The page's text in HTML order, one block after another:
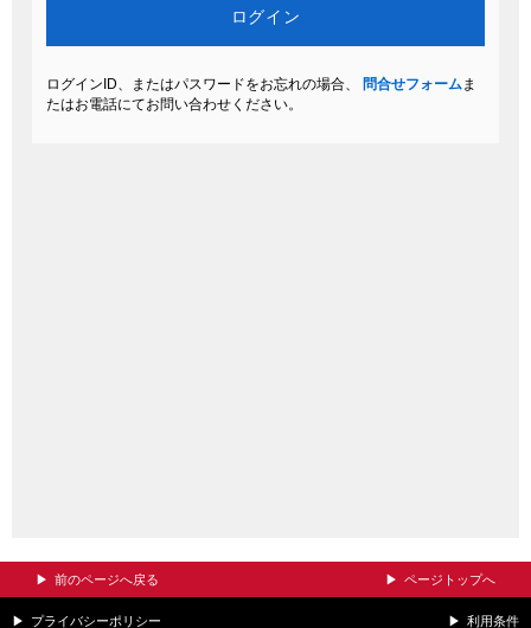
ログインID、またはパスワードをお忘れの場合、 問合せフォームま
たはお電話にてお問い合わせください。
前のページへ戻る ページトップへ
プライバシーポリシー 利用条件